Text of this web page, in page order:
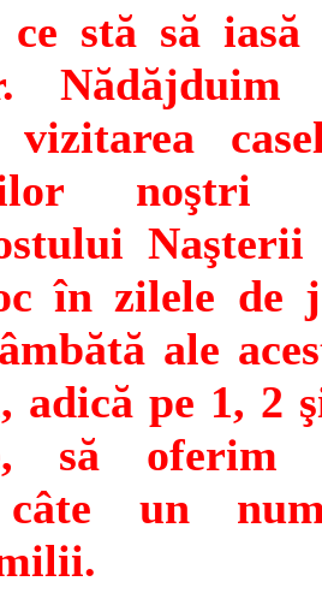
ce stă să iasă
Nădăjduim
noştri
Naşterii
în zilele de
ale
adică pe 1, 2
să oferim
câte un